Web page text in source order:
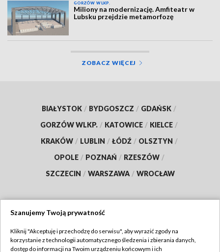
GORZÓW WLKP.
Miliony na modernizację. Amfiteatr w
Lubsku przejdzie metamorfozę
ZOBACZ WIĘCEJ
BIAŁYSTOK / BYDGOSZCZ / GDAŃSK /
GORZÓW WLKP. / KATOWICE / KIELCE /
KRAKÓW / LUBLIN / ŁÓDŹ / OLSZTYN /
OPOLE / POZNAŃ / RZESZÓW /
SZCZECIN / WARSZAWA / WROCŁAW
TVP
Szanujemy Twoją prywatność
Kliknij "Akceptuję i przechodzę do serwisu", aby wyrazić zgody na
korzystanie z technologii automatycznego śledzenia i zbierania danych,
dostęp do informacji na Twoim urządzeniu końcowym i ich